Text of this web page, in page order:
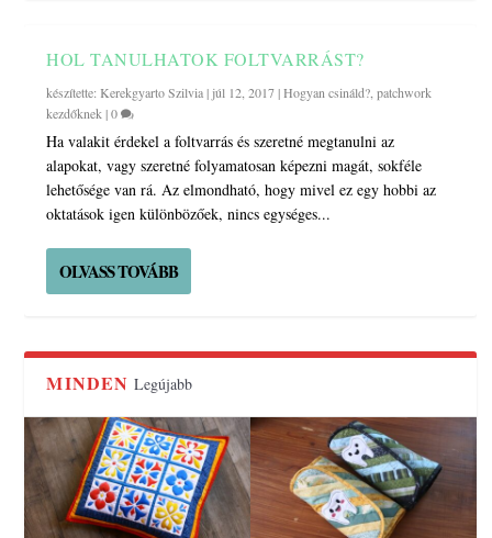
HOL TANULHATOK FOLTVARRÁST?
készítette:Kerekgyarto Szilvia| júl 12, 2017|Hogyan csináld?,patchwork
kezdőknek|0
Ha valakit érdekel a foltvarrás és szeretné megtanulni az
alapokat, vagy szeretné folyamatosan képezni magát, sokféle
lehetősége van rá. Az elmondható, hogy mivel ez egy hobbi az
oktatások igen különbözőek, nincs egységes...
OLVASS TOVÁBB
MINDEN Legújabb